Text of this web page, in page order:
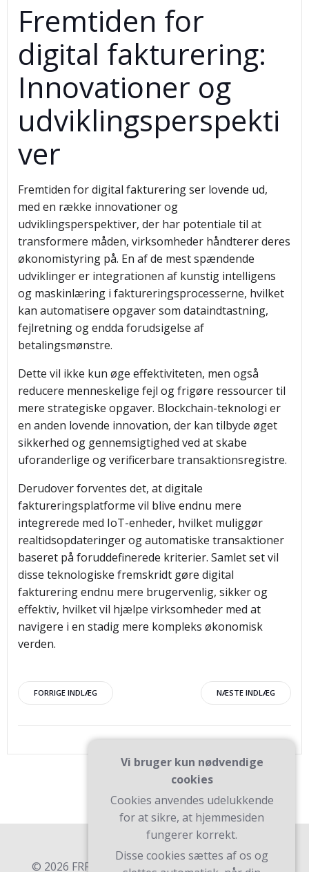
Fremtiden for
digital fakturering:
Innovationer og
udviklingsperspekti
ver
Fremtiden for digital fakturering ser lovende ud,
med en række innovationer og
udviklingsperspektiver, der har potentiale til at
transformere måden, virksomheder håndterer deres
økonomistyring på. En af de mest spændende
udviklinger er integrationen af kunstig intelligens
og maskinlæring i faktureringsprocesserne, hvilket
kan automatisere opgaver som dataindtastning,
fejlretning og endda forudsigelse af
betalingsmønstre.
Dette vil ikke kun øge effektiviteten, men også
reducere menneskelige fejl og frigøre ressourcer til
mere strategiske opgaver. Blockchain-teknologi er
en anden lovende innovation, der kan tilbyde øget
sikkerhed og gennemsigtighed ved at skabe
uforanderlige og verificerbare transaktionsregistre.
Derudover forventes det, at digitale
faktureringsplatforme vil blive endnu mere
integrerede med IoT-enheder, hvilket muliggør
realtidsopdateringer og automatiske transaktioner
baseret på foruddefinerede kriterier. Samlet set vil
disse teknologiske fremskridt gøre digital
fakturering endnu mere brugervenlig, sikker og
effektiv, hvilket vil hjælpe virksomheder med at
navigere i en stadig mere kompleks økonomisk
verden.
Indlægsnavigation
FORRIGE INDLÆG NÆSTE INDLÆG
© 2026 FRR. Bygget ved at bruge WordPress og
Vi bruger kun nødvendige
cookies
Cookies anvendes udelukkende
for at sikre, at hjemmesiden
fungerer korrekt.
Disse cookies sættes af os og